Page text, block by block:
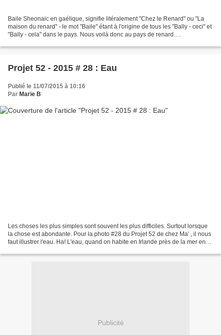
Baile Sheonaic en gaélique, signifie litéralement "Chez le Renard" ou "La
maison du renard" - le mot "Baile" étant à l'origine de tous les "Bally - ceci" et
"Bally - cela" dans le pays. Nous voilà donc au pays de renard.
Projet 52 - 2015 # 28 : Eau
Publié le 11/07/2015 à 10:16
Par Marie B
Les choses les plus simples sont souvent les plus difficiles. Surtout lorsque
la chose est abondante. Pour la photo #28 du Projet 52 de chez Ma' , il nous
faut illustrer l'eau. Ha! L'eau, quand on habite en Irlande près de la mer en
Publicité